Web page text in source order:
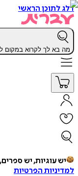
דלג לתוכן הראשי
מה בא לך לקרוא במקום
יש עוגיות, יש
למדיניות הפרטיות